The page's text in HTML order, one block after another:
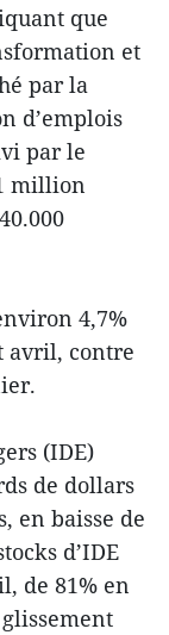
que
et
par la
d’emplois
par le
million
4,7%
avril, contre
(IDE)
de dollars
en baisse de
d’IDE
de 81% en